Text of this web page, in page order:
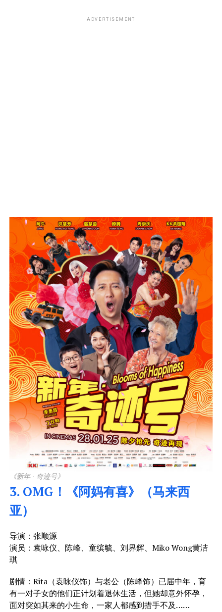
ADVERTISEMENT
《新年 · 奇迹号》
3. OMG！《阿妈有喜》（马来西
亚）
导演：张顺源
演员：袁咏仪、陈峰、童缤毓、刘界辉、Miko Wong黄洁
琪
剧情：Rita（袁咏仪饰）与老公（陈峰饰）已届中年，育
有一对子女的他们正计划着退休生活，但她却意外怀孕，
面对突如其来的小生命，一家人都感到措手不及……